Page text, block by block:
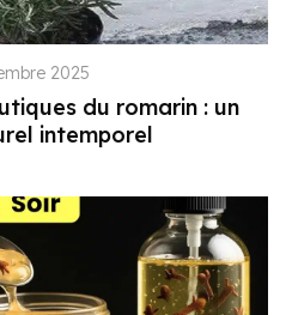
2025
du romarin : un
intemporel